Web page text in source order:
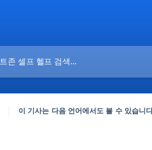
이 기사는 다음 언어에서도 볼 수 있습니